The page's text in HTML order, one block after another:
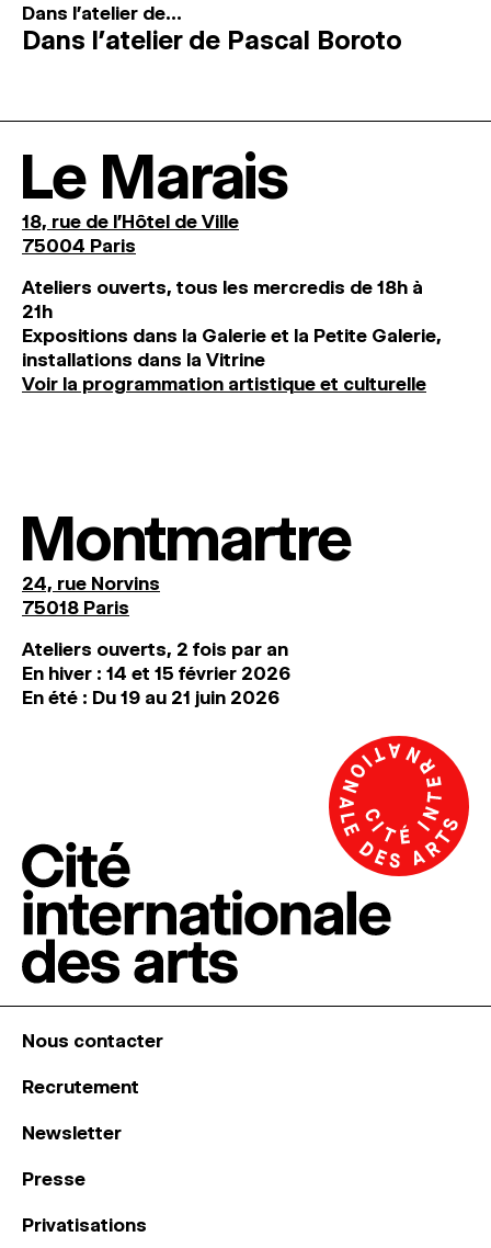
Dans l'atelier de...
Dans l’atelier de Pascal Boroto
Le Marais
18, rue de l'Hôtel de Ville
75004 Paris
Ateliers ouverts, tous les mercredis de 18h à
21h
Expositions dans la Galerie et la Petite Galerie,
installations dans la Vitrine
Voir la programmation artistique et culturelle
Montmartre
24, rue Norvins
75018 Paris
Ateliers ouverts, 2 fois par an
En hiver : 14 et 15 février 2026
En été : Du 19 au 21 juin 2026
Nous contacter
Recrutement
Newsletter
Presse
Privatisations